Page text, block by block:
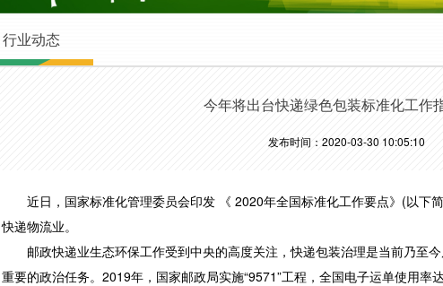
行业动态
今年将出台快递绿色包装标准化工作
发布时间：2020-03-30 10:05:10
近日，国家标准化管理委员会印发 《 2020年全国标准化工作要点》(以下
快递物流业。
邮政快递业生态环保工作受到中央的高度关注，快递包装治理是当前乃至
重要的政治任务。2019年，国家邮政局实施“9571”工程，全国电子运单使用率